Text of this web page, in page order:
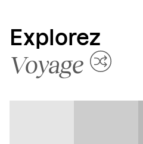
Explorez
Voyage